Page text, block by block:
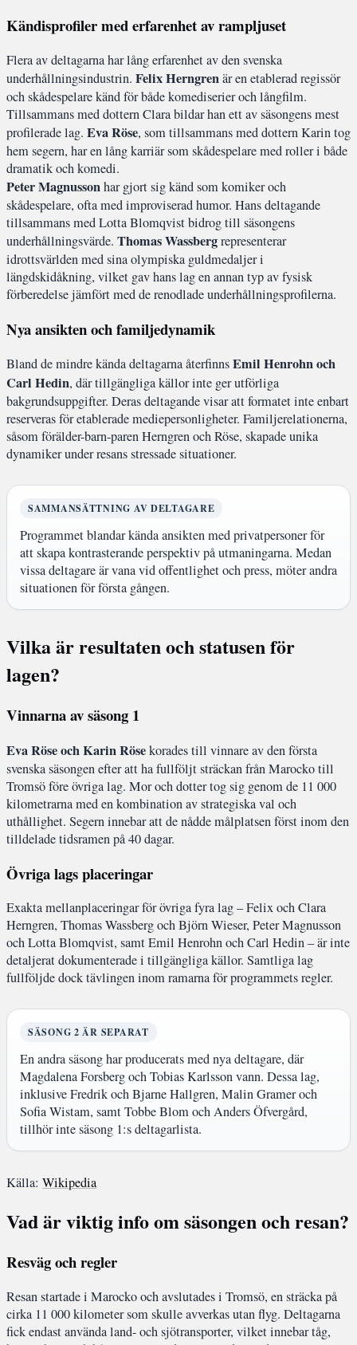
Kändisprofiler med erfarenhet av rampljuset
Flera av deltagarna har lång erfarenhet av den svenska
underhållningsindustrin. Felix Herngrenär en etablerad regissör
och skådespelare känd för både komediserier och långfilm.
Tillsammans med dottern Clara bildar han ett av säsongens mest
profilerade lag. Eva Röse, som tillsammans med dottern Karin tog
hem segern, har en lång karriär som skådespelare med roller i både
dramatik och komedi.
Peter Magnussonhar gjort sig känd som komiker och
skådespelare, ofta med improviserad humor. Hans deltagande
tillsammans med Lotta Blomqvist bidrog till säsongens
underhållningsvärde. Thomas Wassbergrepresenterar
idrottsvärlden med sina olympiska guldmedaljer i
längdskidåkning, vilket gav hans lag en annan typ av fysisk
förberedelse jämfört med de renodlade underhållningsprofilerna.
Nya ansikten och familjedynamik
Bland de mindre kända deltagarna återfinnsEmil Henrohn och
Carl Hedin, där tillgängliga källor inte ger utförliga
bakgrundsuppgifter. Deras deltagande visar att formatet inte enbart
reserveras för etablerade mediepersonligheter. Familjerelationerna,
såsom förälder-barn-paren Herngren och Röse, skapade unika
dynamiker under resans stressade situationer.
SAMMANSÄTTNING AV DELTAGARE
Programmet blandar kända ansikten med privatpersoner för
att skapa kontrasterande perspektiv på utmaningarna. Medan
vissa deltagare är vana vid offentlighet och press, möter andra
situationen för första gången.
Vilka är resultaten och statusen för
lagen?
Vinnarna av säsong 1
Eva Röse och Karin Rösekorades till vinnare av den första
svenska säsongen efter att ha fullföljt sträckan från Marocko till
Tromsö före övriga lag. Mor och dotter tog sig genom de 11 000
kilometrarna med en kombination av strategiska val och
uthållighet. Segern innebar att de nådde målplatsen först inom den
tilldelade tidsramen på 40 dagar.
Övriga lags placeringar
Exakta mellanplaceringar för övriga fyra lag – Felix och Clara
Herngren, Thomas Wassberg och Björn Wieser, Peter Magnusson
och Lotta Blomqvist, samt Emil Henrohn och Carl Hedin – är inte
detaljerat dokumenterade i tillgängliga källor. Samtliga lag
fullföljde dock tävlingen inom ramarna för programmets regler.
SÄSONG 2 ÄR SEPARAT
En andra säsong har producerats med nya deltagare, där
Magdalena Forsberg och Tobias Karlsson vann. Dessa lag,
inklusive Fredrik och Bjarne Hallgren, Malin Gramer och
Sofia Wistam, samt Tobbe Blom och Anders Öfvergård,
tillhör inte säsong 1:s deltagarlista.
Källa: Wikipedia
Vad är viktig info om säsongen och resan?
Resväg och regler
Resan startade i Marocko och avslutades i Tromsö, en sträcka på
cirka 11 000 kilometer som skulle avverkas utan flyg. Deltagarna
fick endast använda land- och sjötransporter, vilket innebar tåg,